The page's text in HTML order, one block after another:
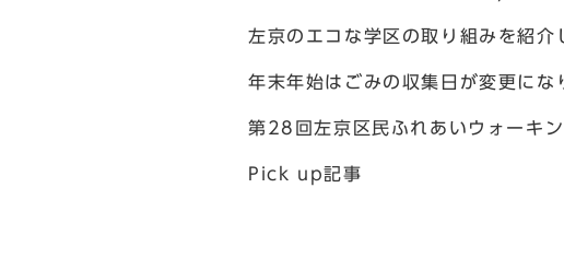
左京のエコな学区の取り組みを紹介
年末年始はごみの収集日が変更にな
第28回左京区民ふれあいウォー
Pick up記事